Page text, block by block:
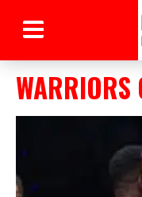
WARRIORS